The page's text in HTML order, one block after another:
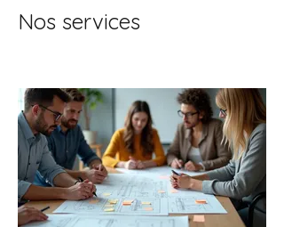
Nos services